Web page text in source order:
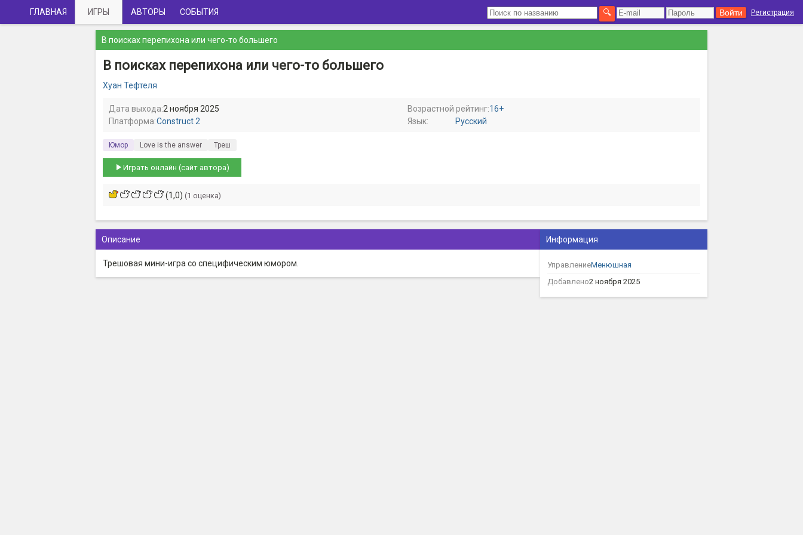
Регистрация
ГЛАВНАЯ ИГРЫ АВТОРЫ СОБЫТИЯ
В поисках перепихона или чего-то большего
В поисках перепихона или чего-то большего
Хуан Тефтеля
Дата выхода:2 ноября 2025 Возрастной рейтинг:16+
Платформа:Construct 2 Язык: Русский
Юмор Love is the answer Треш
Играть онлайн (сайт автора)
(1,0) (1 оценка)
Описание
Трешовая мини-игра со специфическим юмором.
Информация
УправлениеМенюшная
Добавлено2 ноября 2025